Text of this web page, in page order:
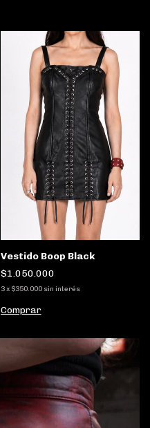
Vestido Boop Black
$1.050.000
3 x $350.000 sin interés
Comprar